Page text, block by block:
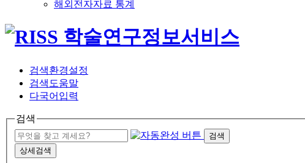
해외전자자료 통계
검색환경설정
검색도움말
다국어입력
검색
검색
상세검색